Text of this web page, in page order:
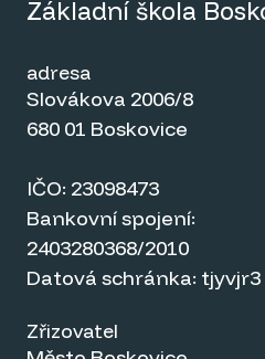
Základní škola
adresa
Slovákova 2006/8
680 01 Boskovice
IČO: 23098473
Bankovní spojení:
2403280368/2010
Datová schránka: tjyvjr3
Zřizovatel